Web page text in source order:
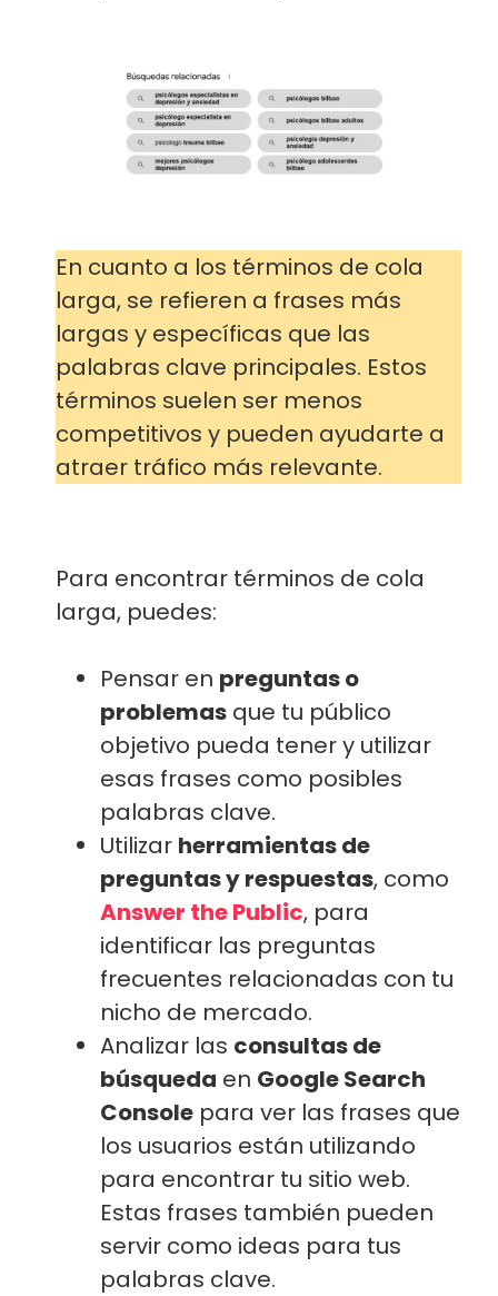
En cuanto a los términos de cola
larga, se refieren a frases más
largas y específicas que las
palabras clave principales. Estos
términos suelen ser menos
competitivos y pueden ayudarte a
atraer tráfico más relevante.
Para encontrar términos de cola
larga, puedes:
Pensar en preguntas o
problemas que tu público
objetivo pueda tener y utilizar
esas frases como posibles
palabras clave.
Utilizar herramientas de
preguntas y respuestas, como
Answer the Public, para
identificar las preguntas
frecuentes relacionadas con tu
nicho de mercado.
Analizar las consultas de
búsqueda en Google Search
Console para ver las frases que
los usuarios están utilizando
para encontrar tu sitio web.
Estas frases también pueden
servir como ideas para tus
palabras clave.